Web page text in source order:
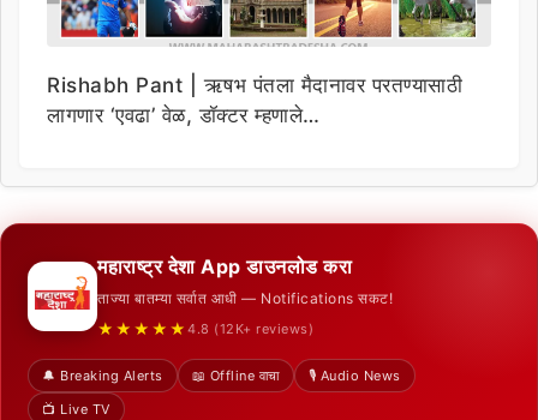
Rishabh Pant | ऋषभ पंतला मैदानावर परतण्यासाठी
लागणार ‘एवढा’ वेळ, डॉक्टर म्हणाले…
महाराष्ट्र देशा App डाउनलोड करा
ताज्या बातम्या सर्वात आधी — Notifications सकट!
★★★★★ 4.8 (12K+ reviews)
🔔 Breaking Alerts 📖 Offline वाचा
🎙️ Audio News
📺 Live TV